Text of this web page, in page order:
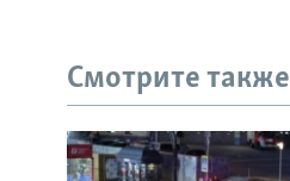
Смотрите также